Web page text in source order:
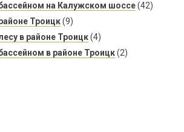
на Калужском шоссе(42)
Троицк(9)
в районе Троицк(4)
в районе Троицк(2)